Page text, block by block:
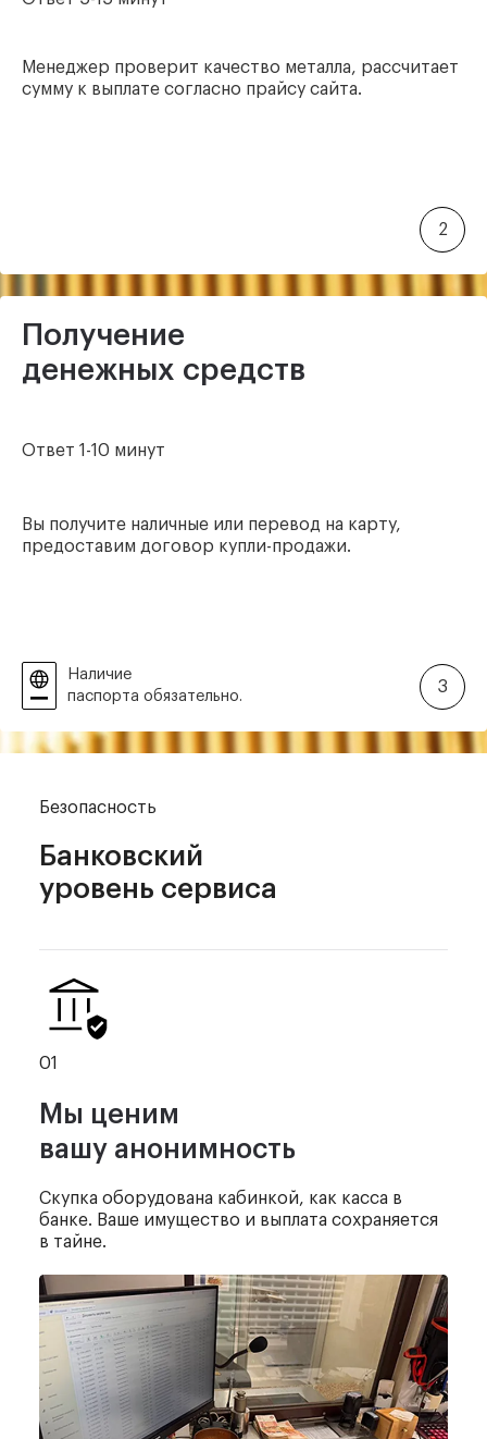
Менеджер проверит качество металла, рассчитает
сумму к выплате согласно прайсу сайта.
2
Получение
денежных средств
Ответ 1-10 минут
Вы получите наличные или перевод на карту,
предоставим договор купли-продажи.
Наличие
паспорта обязательно.
3
Безопасность
Банковский
уровень сервиса
01
Мы ценим
вашу анонимность
Скупка оборудована кабинкой, как касса в
банке. Ваше имущество и выплата сохраняется
в тайне.